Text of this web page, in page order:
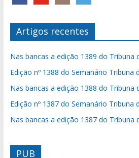
Artigos recentes
Nas bancas a edição 1389 do Tribuna
Edição nº 1388 do Semanário Tribuna
Nas bancas a edição 1388 do Tribuna
Edição nº 1387 do Semanário Tribuna
Nas bancas a edição 1387 do Tribuna
PUB